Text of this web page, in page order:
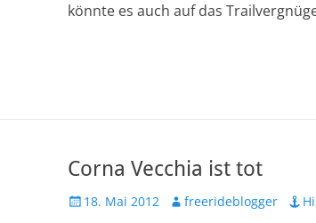
könnte es auch auf das
Corna Vecchia ist tot
Veröffentlicht
18. Mai 2012 Autorfreerideblogger